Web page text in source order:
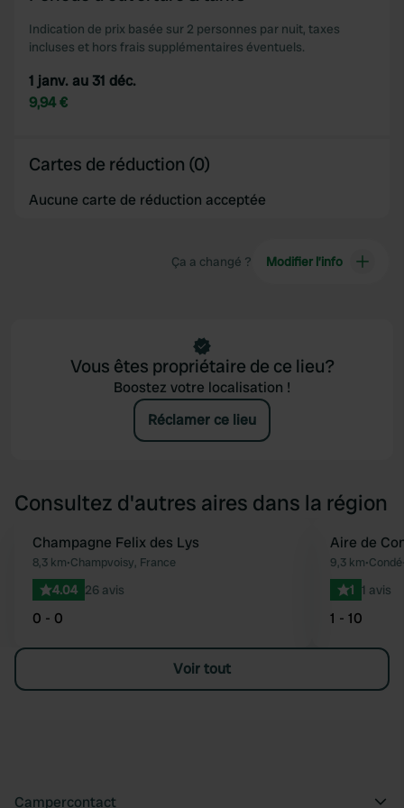
Indication de prix basée sur 2 personnes par nuit, taxes
incluses et hors frais supplémentaires éventuels.
1 janv. au 31 déc.
9,94 €
Cartes de réduction (0)
Aucune carte de réduction acceptée
Ça a changé ? Modifier l’info
Vous êtes propriétaire de ce lieu?
Boostez votre localisation !
Réclamer ce lieu
Consultez d'autres aires dans la région
Préféré
Champagne Felix des Lys
8,3 km•Champvoisy, France
4.04 26 avis
0 - 0
Aire de
9,3 km•
1 1 avis
1 - 10
Voir tout
Campercontact